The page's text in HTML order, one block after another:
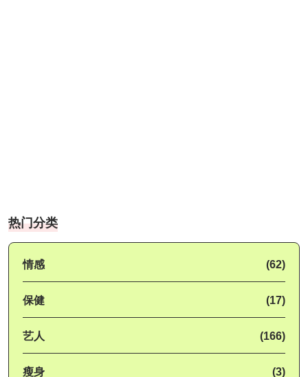
热门分类
情感 (62)
保健 (17)
艺人 (166)
瘦身 (3)